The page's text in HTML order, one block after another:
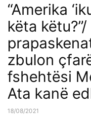
“Amerika
këta
zbulon
fshehtësi
Ata kanë
18/08/2021